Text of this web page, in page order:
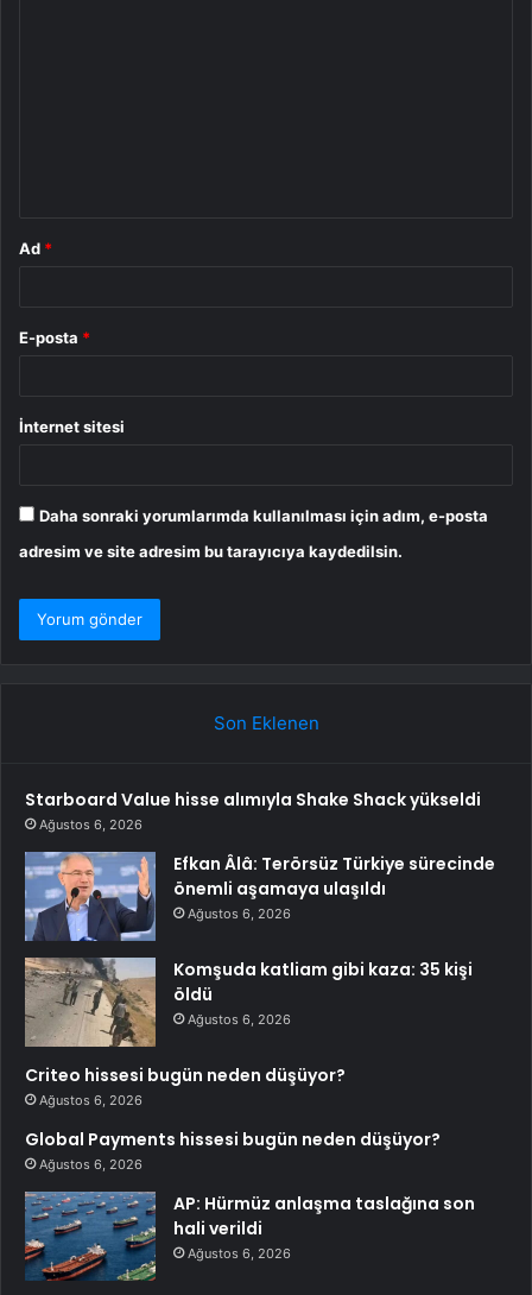
Ad *
E-posta *
İnternet sitesi
Daha sonraki yorumlarımda kullanılması için adım, e-posta
adresim ve site adresim bu tarayıcıya kaydedilsin.
Son Eklenen
Starboard Value hisse alımıyla Shake Shack yükseldi
Ağustos 6, 2026
Efkan Âlâ: Terörsüz Türkiye sürecinde
önemli aşamaya ulaşıldı
Ağustos 6, 2026
Komşuda katliam gibi kaza: 35 kişi
öldü
Ağustos 6, 2026
Criteo hissesi bugün neden düşüyor?
Ağustos 6, 2026
Global Payments hissesi bugün neden düşüyor?
Ağustos 6, 2026
AP: Hürmüz anlaşma taslağına son
hali verildi
Ağustos 6, 2026